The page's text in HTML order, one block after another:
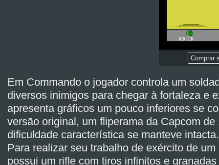
Comprar
Em Commando o jogador controla um
diversos inimigos para chegar à fortaleza e
apresenta gráficos um pouco inferiores se
versão original, um fliperama da Capcom de
dificuldade característica se manteve intacta.
Para realizar seu trabalho de exército de
possui um rifle com tiros infinitos e